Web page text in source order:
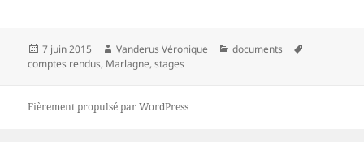
Publié
le
7 juin 2015 Auteur
Vanderus Véronique Catégories
documents
comptes rendus, Marlagne,stages
Fièrement propulsé par WordPress